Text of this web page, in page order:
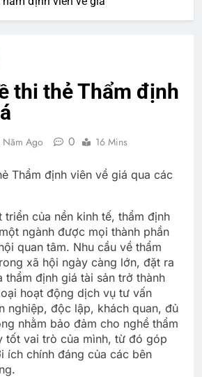
thi thẻ Thẩm định
Năm Ago 0 16 Mins
Thẩm định viên về giá qua các
triển của nền kinh tế, thẩm định
ngành được mọi thành phần
quan tâm. Nhu cầu về thẩm
xã hội ngày càng lớn, đặt ra
thẩm định giá tài sản trở thành
hoạt động dịch vụ tư vấn
nghiệp, độc lập, khách quan, đủ
nhằm bảo đảm cho nghề thẩm
tốt vai trò của mình, từ đó góp
ích chính đáng của các bên